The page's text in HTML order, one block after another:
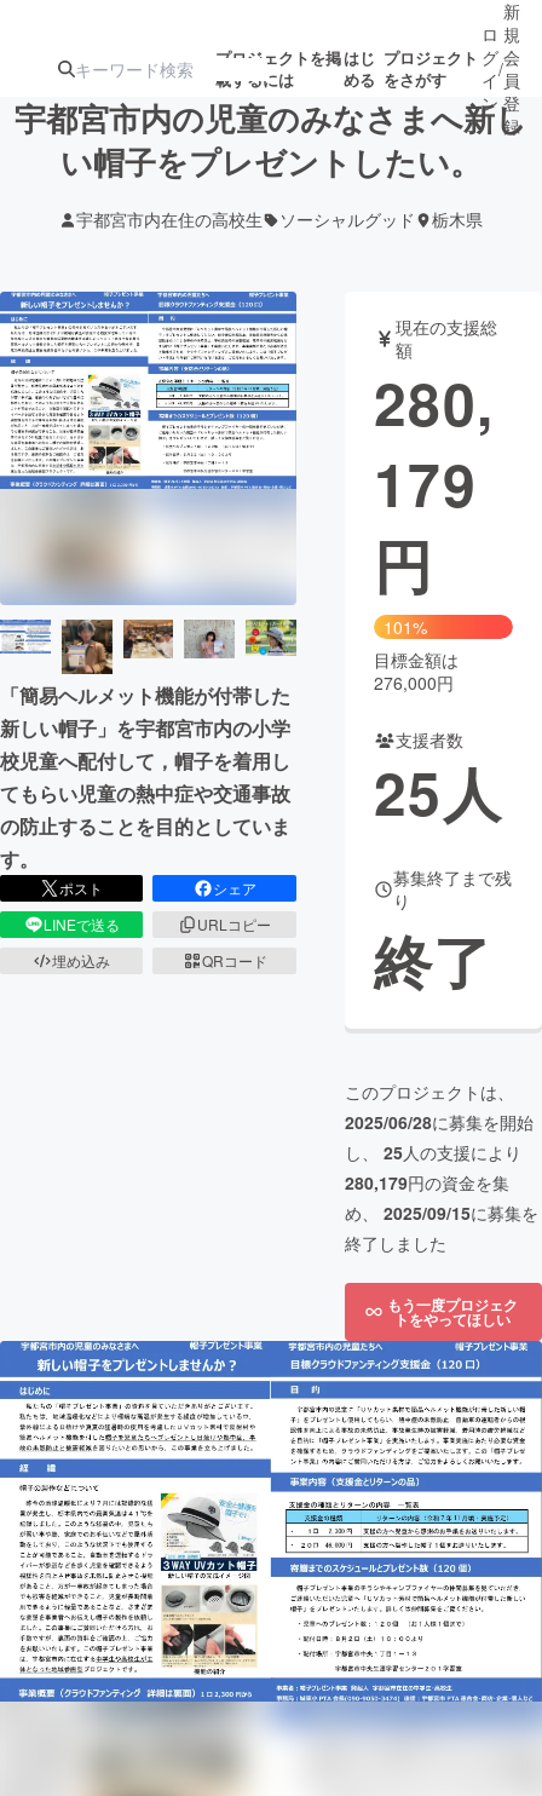
プロジェクトを掲
載するには
はじ
める
プロジェクト
をさがす
人気のプロ
ジェクト
注目のリ
ターン
注目の新着プロ
ジェクト
ロジェクト
もうすぐ公開
されます
アート・写真 音楽
テクノロジー・ガジェット ゲーム・サ
映像・映画
まちづくり・地域活性化
CAMPFIRE for Social Good CAMPFIRE Creation
CAMPFIREふるさと納税machi-ya コミュニティ
ロ
グ
イ
ン
/
新
規
会
員
登
録
宇都宮市内の児童のみなさまへ新し
い帽子をプレゼントしたい。
宇都宮市内在住の高校生 ソーシャルグッド 栃木県
「簡易ヘルメット機能が付帯した
新しい帽子」を宇都宮市内の小学
校児童へ配付して，帽子を着用し
てもらい児童の熱中症や交通事故
の防止することを目的としていま
す。
ポスト
シェア
LINEで送る
URLコピー
埋め込み
QRコード
現在の支援総
額
280,
179
円
101%
目標金額は
276,000円
支援者数
25人
募集終了まで残
り
終了
このプロジェクトは、
2025/06/28に募集を開始
し、 25人の支援により
280,179円の資金を集
め、 2025/09/15に募集を
終了しました
もう一度プロジェク
トをやってほしい